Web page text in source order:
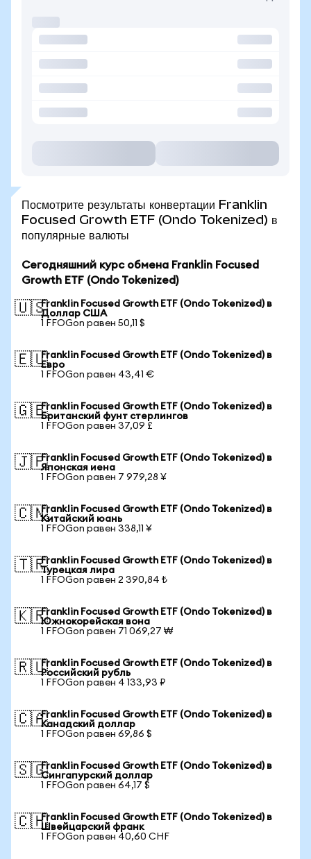
Посмотрите результаты конвертации Franklin
Focused Growth ETF (Ondo Tokenized) в
популярные валюты
Сегодняшний курс обмена Franklin Focused
Growth ETF (Ondo Tokenized)
🇺🇸Franklin Focused Growth ETF (Ondo Tokenized) в
Доллар США
1 FFOGon равен 50,11 $
🇪🇺Franklin Focused Growth ETF (Ondo Tokenized) в
Евро
1 FFOGon равен 43,41 €
🇬🇧Franklin Focused Growth ETF (Ondo Tokenized) в
Британский фунт стерлингов
1 FFOGon равен 37,09 £
🇯🇵Franklin Focused Growth ETF (Ondo Tokenized) в
Японская иена
1 FFOGon равен 7 979,28 ¥
🇨🇳Franklin Focused Growth ETF (Ondo Tokenized) в
Китайский юань
1 FFOGon равен 338,11 ¥
🇹🇷Franklin Focused Growth ETF (Ondo Tokenized) в
Турецкая лира
1 FFOGon равен 2 390,84 ₺
🇰🇷Franklin Focused Growth ETF (Ondo Tokenized) в
Южнокорейская вона
1 FFOGon равен 71 069,27 ₩
🇷🇺Franklin Focused Growth ETF (Ondo Tokenized) в
Российский рубль
1 FFOGon равен 4 133,93 ₽
🇨🇦Franklin Focused Growth ETF (Ondo Tokenized) в
Канадский доллар
1 FFOGon равен 69,86 $
🇸🇬Franklin Focused Growth ETF (Ondo Tokenized) в
Сингапурский доллар
1 FFOGon равен 64,17 $
🇨🇭Franklin Focused Growth ETF (Ondo Tokenized) в
Швейцарский франк
1 FFOGon равен 40,60 CHF